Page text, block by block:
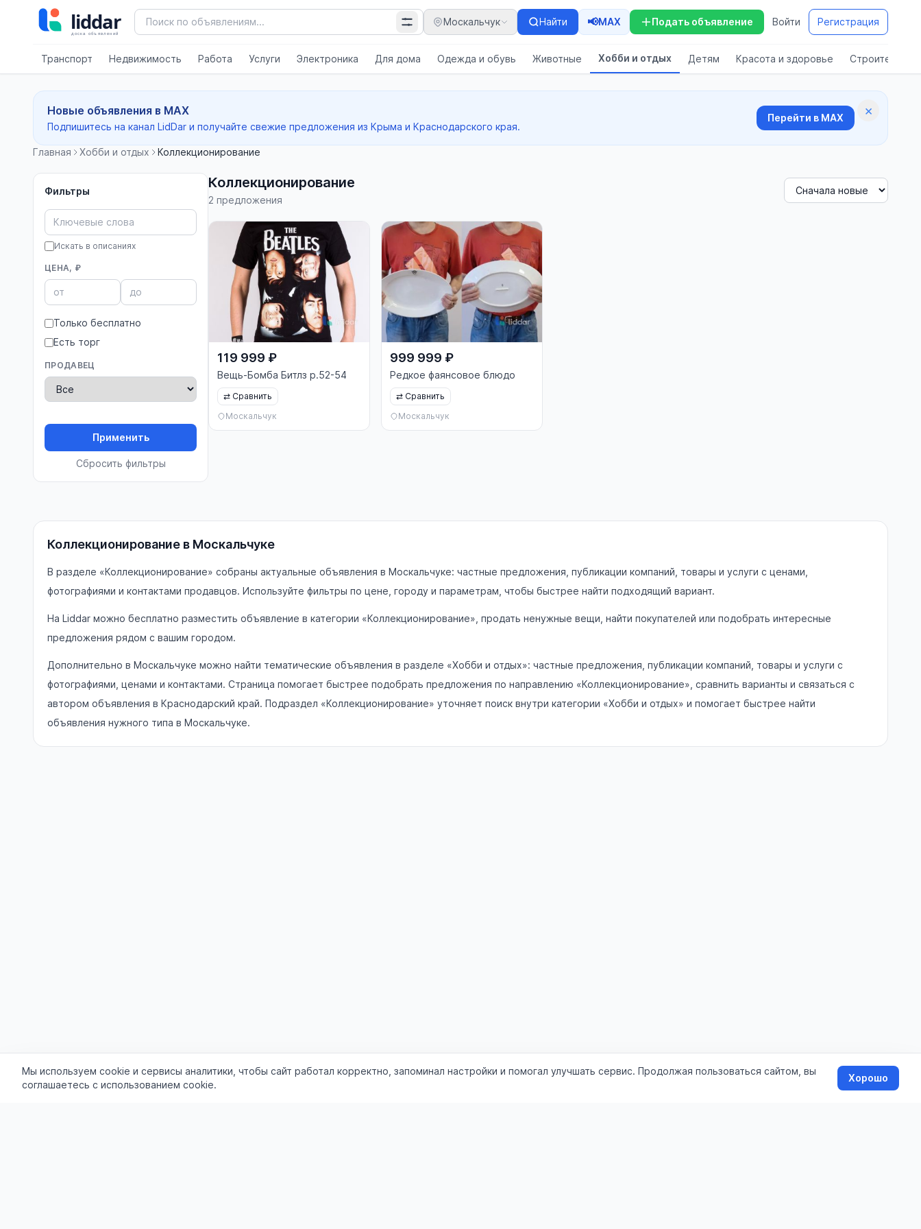
Москальчук Найти 📢MAX Подать объявление Войти Регистрация
Транспорт Недвижимость Работа Услуги Электроника Для дома Одежда и обувь Животные Хобби и отдых Детям Красота и здоровье
×
Новые объявления в MAX
Подпишитесь на канал LidDar и получайте свежие предложения из Крыма и Краснодарского края.
Перейти в MAX
Главная Хобби и отдых Коллекционирование
Фильтры
Искать в описаниях
ЦЕНА, ₽
Только бесплатно
Есть торг
ПРОДАВЕЦ
Применить
Сбросить фильтры
Коллекционирование
2 предложения
119 999 ₽
Вещь-Бомба Битлз р.52-54
⇄ Сравнить
Москальчук
999 999 ₽
Редкое фаянсовое блюдо
⇄ Сравнить
Москальчук
Коллекционирование в Москальчуке
В разделе «Коллекционирование» собраны актуальные объявления в Москальчуке: частные предложения, публикации компаний, товары и услуги с ценами,
фотографиями и контактами продавцов. Используйте фильтры по цене, городу и параметрам, чтобы быстрее найти подходящий вариант.
На Liddar можно бесплатно разместить объявление в категории «Коллекционирование», продать ненужные вещи, найти покупателей или подобрать интересные
предложения рядом с вашим городом.
Дополнительно в Москальчуке можно найти тематические объявления в разделе «Хобби и отдых»: частные предложения, публикации компаний, товары и услуги с
фотографиями, ценами и контактами. Страница помогает быстрее подобрать предложения по направлению «Коллекционирование», сравнить варианты и связаться с
автором объявления в Краснодарский край. Подраздел «Коллекционирование» уточняет поиск внутри категории «Хобби и отдых» и помогает быстрее найти
объявления нужного типа в Москальчуке.
Мы используем cookie и сервисы аналитики, чтобы сайт работал корректно, запоминал настройки и помогал улучшать сервис. Продолжая пользоваться сайтом, вы
соглашаетесь с использованием cookie.
Хорошо